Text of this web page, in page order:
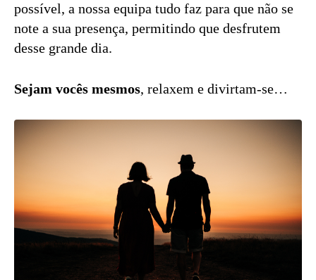
possível, a nossa equipa tudo faz para que não se
note a sua presença, permitindo que desfrutem
desse grande dia.
Sejam vocês mesmos, relaxem e divirtam-se…